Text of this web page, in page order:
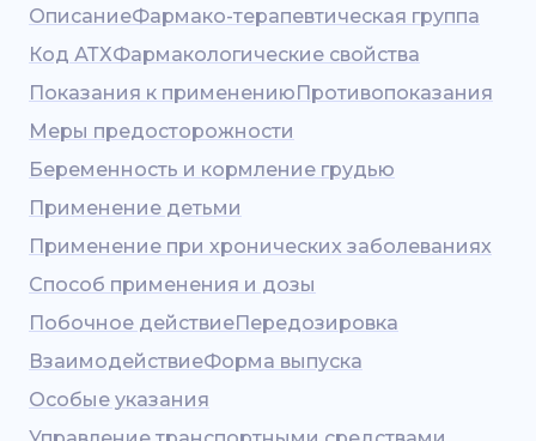
ОписаниеФармако-терапевтическая группа
Код АТХФармакологические свойства
Показания к применениюПротивопоказания
Меры предосторожности
Беременность и кормление грудью
Применение детьми
Применение при хронических заболеваниях
Способ применения и дозы
Побочное действиеПередозировка
ВзаимодействиеФорма выпуска
Особые указания